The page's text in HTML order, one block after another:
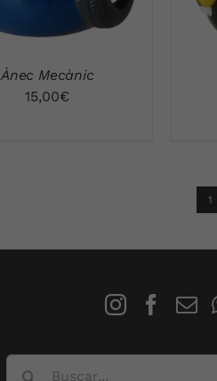
Ànec Mecànic
15,00€
1